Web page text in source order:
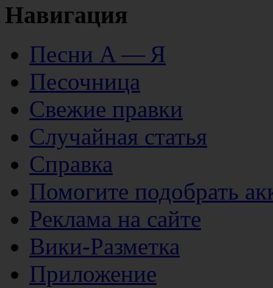
Навигация
Песни А — Я
Песочница
Свежие правки
Случайная статья
Справка
Помогите подобрать
Реклама на сайте
Вики-Разметка
Приложение